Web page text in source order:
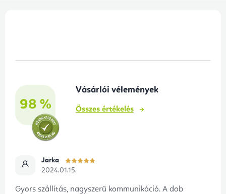
98 %
Vásárlói vélemények
Összes értékelés
Jarka
2024.01.15.
Gyors szállítás, nagyszerű kommunikáció. A dob